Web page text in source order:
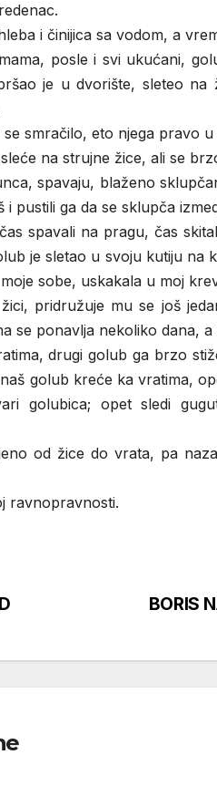
i činijica sa vodom, a
posle i svi ukućani,
je u dvorište, sleteo na
smračilo, eto njega pravo u
na strujne žice, ali se
spavaju, blaženo
pustili ga da se sklupča
spavali na pragu, čas
je sletao u svoju kutiju na
sobe, uskakala u moj
pridružuje mu se još
se ponavlja nekoliko dana,
drugi golub ga brzo
golub kreće ka vratima,
golubica; opet sledi
od žice do vrata, pa
ravnopravnosti.
BORIS